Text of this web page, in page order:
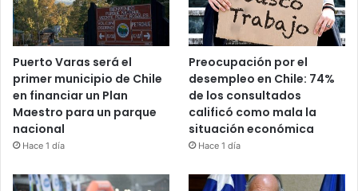
Puerto Varas será el
primer municipio de Chile
en financiar un Plan
Maestro para un parque
nacional
Hace 1 día
Preocupación por el
desempleo en Chile: 74%
de los consultados
calificó como mala la
situación económica
Hace 1 día